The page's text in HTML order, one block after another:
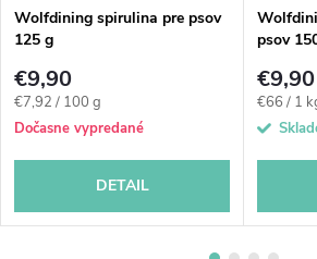
Wolfdining spirulina pre psov
125 g
€9,90
Jednotková
cena:
€7,92 / 100 g
Dočasne vypredané
DETAIL
psov
€9,90
cena:
€66 / 1